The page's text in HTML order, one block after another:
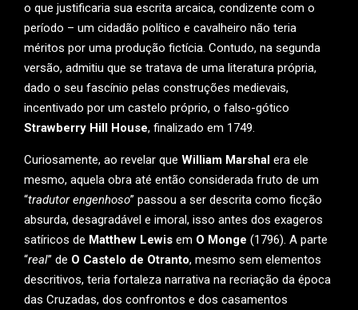
o que justificaria sua escrita arcaica, condizente com o
período – um cidadão político e cavalheiro não teria
méritos por uma produção fictícia. Contudo, na segunda
versão, admitiu que se tratava de uma literatura própria,
dado o seu fascínio pelas construções medievais,
incentivado por um castelo próprio, o falso-gótico
Strawberry Hill House, finalizado em 1749.
Curiosamente, ao revelar que William Marshal era ele
mesmo, aquela obra até então considerada fruto de um
“tradutor engenhoso” passou a ser descrita como ficção
absurda, desagradável e imoral, isso antes dos exageros
satíricos de Matthew Lewis em O Monge (1796). A parte
“real” de O Castelo de Otranto, mesmo sem elementos
descritivos, teria fortaleza narrativa na recriação da época
das Cruzadas, dos confrontos e dos casamentos